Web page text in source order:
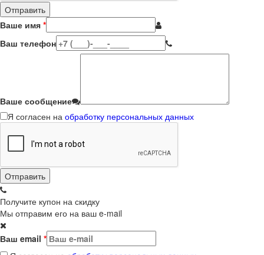
Ваше имя *
Ваш телефон
Ваше сообщение
Я согласен на обработку персональных данных
Получите купон на скидку
Мы отправим его на ваш e-mail
Ваш email *